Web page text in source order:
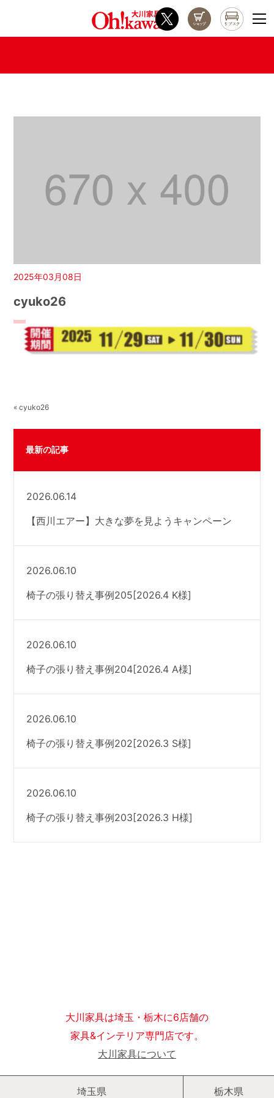
2025年03月08日
cyuko26
« cyuko26
最新の記事
2026.06.14
【西川エアー】大きな夢を見ようキャンペーン
2026.06.10
椅子の張り替え事例205[2026.4 K様]
2026.06.10
椅子の張り替え事例204[2026.4 A様]
2026.06.10
椅子の張り替え事例202[2026.3 S様]
2026.06.10
椅子の張り替え事例203[2026.3 H様]
大川家具は埼玉・栃木に6店舗の
家具&インテリア専門店です。
大川家具について
埼玉県 栃木県